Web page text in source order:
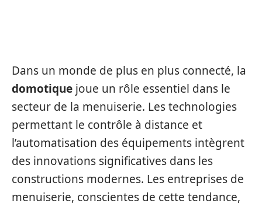
Dans un monde de plus en plus connecté, la
domotique joue un rôle essentiel dans le
secteur de la menuiserie. Les technologies
permettant le contrôle à distance et
l’automatisation des équipements intègrent
des innovations significatives dans les
constructions modernes. Les entreprises de
menuiserie, conscientes de cette tendance,